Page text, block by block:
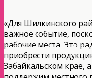
«Для Шилкинского
важное событие,
рабочие места. Это
приобрести
Забайкальском крае,